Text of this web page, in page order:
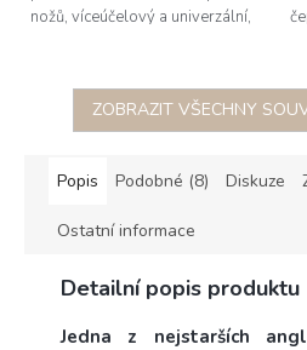
nožů, víceúčelový a univerzální,
214g, vykován z...
ZOBRAZIT VŠECHNY
Popis Podobné (8) Diskuze
Ostatní informace
Detailní popis produktu
Jedna z nejstarších